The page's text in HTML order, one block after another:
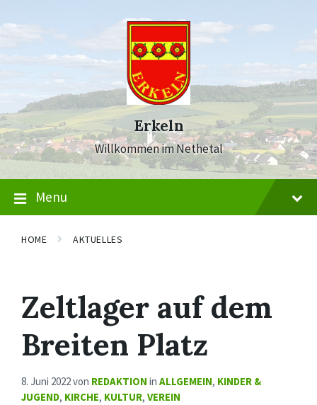
Erkeln
Willkommen im Nethetal
Menu
HOME AKTUELLES
Zeltlager auf dem
Breiten Platz
8. Juni 2022von REDAKTION in ALLGEMEIN, KINDER &
JUGEND, KIRCHE, KULTUR, VEREIN